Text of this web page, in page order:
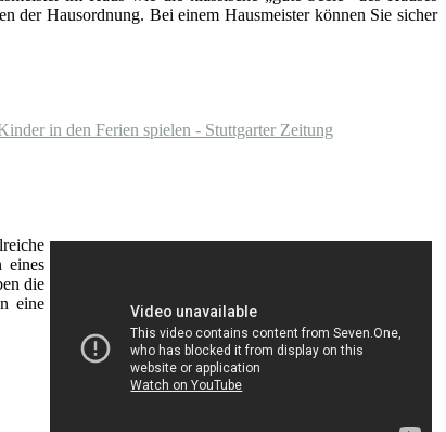
der Hausordnung. Bei einem Hausmeister können Sie sicher
in den Ferien spielen - Stuttgarter Zeitung
eines
die
eine